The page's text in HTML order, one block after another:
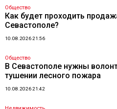
Общество
Как будет проходить
Севастополе?
10.08.2026 21:56
Общество
В Севастополе нужны
тушении лесного пожара
10.08.2026 21:42